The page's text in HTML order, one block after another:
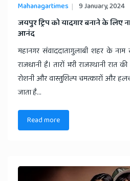
Mahanagartimes 9 January, 2024
जयपुर ट्रिप को यादगार बनाने के लिए
आनंद
महानगर संवाददातागुलाबी शहर के
राजधानी है। तारों भरी राजस्थानी
रोशनी और वास्तुशिल्प चमत्कारों और
जाता है...
Read more